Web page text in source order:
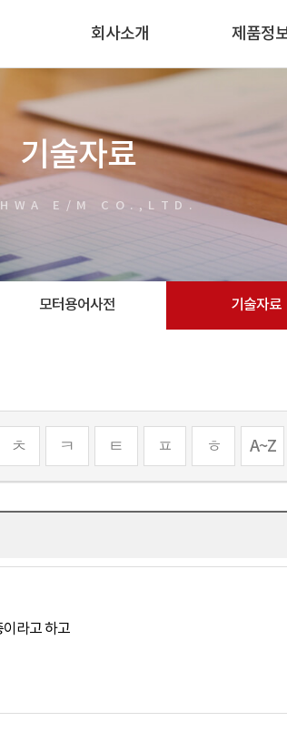
회사소개 제품정
기술자료
E/M CO.,LTD.
모터용어사전 기술자료
ㅊ ㅋ ㅌ ㅍ ㅎ A~Z
이라고 하고